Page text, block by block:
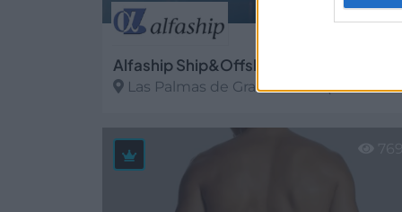
Alfaship Ship&Offshore Agency, S.L.
Las Palmas de Gran Canaria (Las